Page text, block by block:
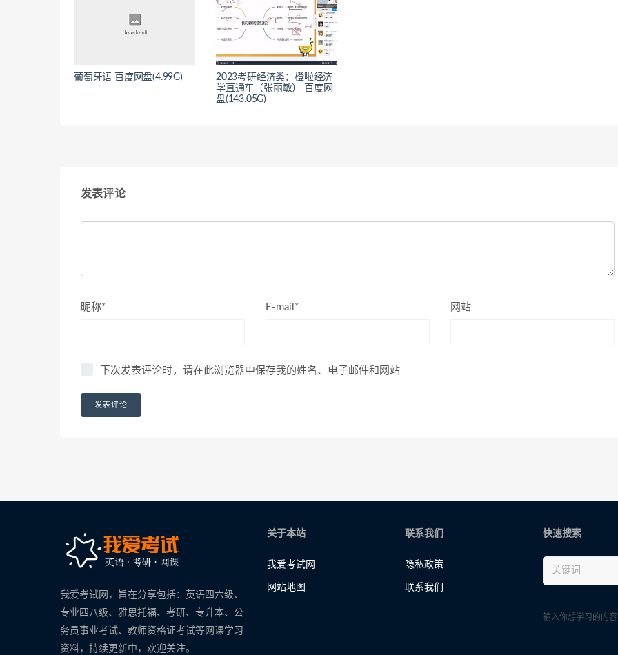
葡萄牙语 百度网盘(4.99G)
2023考研经济类：橙啦经济
学直通车（张丽敏） 百度网
盘(143.05G)
发表评论
昵称* E-mail* 网站
下次发表评论时，请在此浏览器中保存我的姓名、电子邮件和网站
我爱考试网，旨在分享包括：英语四六级、
专业四八级、雅思托福、考研、专升本、公
务员事业考试、教师资格证考试等网课学习
资料，持续更新中，欢迎关注。
关于本站
我爱考试网
网站地图
联系我们
隐私政策
联系我们
快速搜索
输入你想学习的内